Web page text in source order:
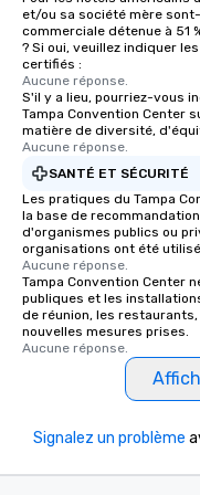
et/ou sa société mère
commerciale détenue à 51
? Si oui, veuillez indiquer
certifiés :
Aucune réponse.
S'il y a lieu, pourriez-vous
Tampa Convention Center
matière de diversité,
Aucune réponse.
SANTÉ ET SÉCURITÉ
Les pratiques du Tampa
la base de
d'organismes publics ou
organisations ont été
Aucune réponse.
Tampa Convention
publiques et les
de réunion, les
nouvelles mesures prises.
Aucune réponse.
Signalez un problème